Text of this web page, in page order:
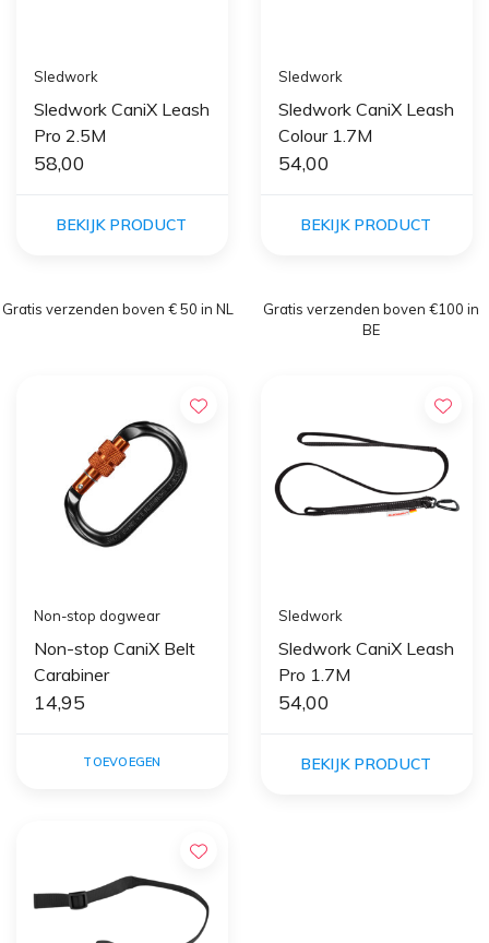
Sledwork
Sledwork CaniX Leash
Pro 2.5M
58,00
BEKIJK PRODUCT
Sledwork
Sledwork CaniX Leash
Colour 1.7M
54,00
BEKIJK PRODUCT
Gratis verzenden boven € 50 in NL
Gratis verzenden boven €100 in
BE
Non-stop dogwear
Non-stop CaniX Belt
Carabiner
14,95
TOEVOEGEN
Sledwork
Sledwork CaniX Leash
Pro 1.7M
54,00
BEKIJK PRODUCT